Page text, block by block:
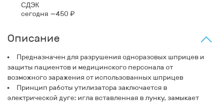
СДЭК
сегодня 450 ₽
Описание
Предназначен для разрушения одноразовых шприцев и
защиты пациентов и медицинского персонала от
возможного заражения от использованных шприцев
Принцип работы утилизатора заключается в
электрической дуге: игла вставленная в лунку, замыкает